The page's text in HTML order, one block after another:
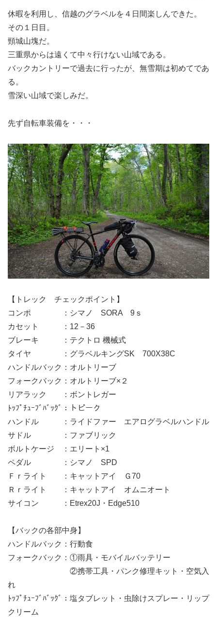
休暇を利用し、信越のグラベルを４日間楽しんできた。
その１日目。
頸城山塊だ。
三重県からは遠くて中々行けない山域である。
バックカントリーで過去に行ったが、無雪期は初めてであ
る。
雪深い山域で楽しみだ。
先ず自転車装備を・・・
【トレック チェックポイント】
コンポ ：シマノ SORA 9ｓ
カセット ：12－36
ブレーキ ：テクトロ 機械式
タイヤ ：グラベルキングSK 700X38C
ハンドルバック：オルトリーブ
フォークバック：オルトリーブ×２
リアラック ：ボントレガー
ﾄｯﾌﾟﾁｭｰﾌﾞﾊﾞｯｸﾞ：トピーク
ハンドル ：ライドファー エアログラベルハンドル
サドル ：ファブリック
ボルトケージ ：エリート×1
ペダル ：シマノ SPD
Ｆｒライト ：キャットアイ Ｇ70
Ｒｒライト ：キャットアイ オムニオート
サイコン ：Etrex20J・Edge510
【バックの各部中身】
ハンドルバック：行動食
フォークバック：①雨具・モバイルバッテリー
②携帯工具・パンク修理キット・空気入
れ
ﾄｯﾌﾟﾁｭｰﾌﾞﾊﾞｯｸﾞ：塩タブレット・虫除けスプレー・リップ
クリーム